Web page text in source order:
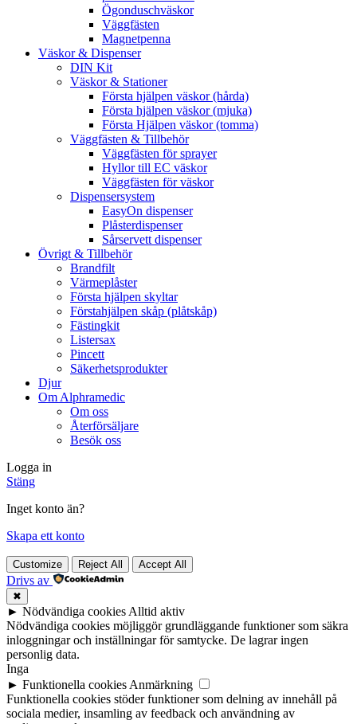
Ögonduschväskor
Väggfästen
Magnetpenna
Väskor & Dispenser
DIN Kit
Väskor & Stationer
Första hjälpen väskor (hårda)
Första hjälpen väskor (mjuka)
Första Hjälpen väskor (tomma)
Väggfästen & Tillbehör
Väggfästen för sprayer
Hyllor till EC väskor
Väggfästen för väskor
Dispensersystem
EasyOn dispenser
Plåsterdispenser
Sårservett dispenser
Övrigt & Tillbehör
Brandfilt
Värmeplåster
Första hjälpen skyltar
Förstahjälpen skåp (plåtskåp)
Fästingkit
Listersax
Pincett
Säkerhetsprodukter
Djur
Om Alphramedic
Om oss
Återförsäljare
Besök oss
Logga in
Stäng
Inget konto än?
Skapa ett konto
Customize Reject All Accept All
Drivs av
✖
► Nödvändiga cookiesAlltid aktiv
Nödvändiga cookies möjliggör grundläggande funktioner som säkra
inloggningar och inställningar för samtycke. De lagrar ingen
personlig data.
Inga
► Funktionella cookiesAnmärkning
Funktionella cookies stöder funktioner som delning av innehåll på
sociala medier, insamling av feedback och användning av